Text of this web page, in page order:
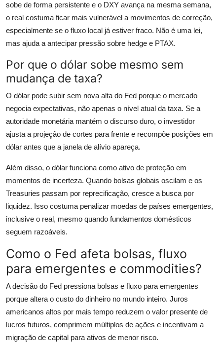
sobe de forma persistente e o DXY avança na mesma semana,
o real costuma ficar mais vulnerável a movimentos de correção,
especialmente se o fluxo local já estiver fraco. Não é uma lei,
mas ajuda a antecipar pressão sobre hedge e PTAX.
Por que o dólar sobe mesmo sem
mudança de taxa?
O dólar pode subir sem nova alta do Fed porque o mercado
negocia expectativas, não apenas o nível atual da taxa. Se a
autoridade monetária mantém o discurso duro, o investidor
ajusta a projeção de cortes para frente e recompõe posições em
dólar antes que a janela de alívio apareça.
Além disso, o dólar funciona como ativo de proteção em
momentos de incerteza. Quando bolsas globais oscilam e os
Treasuries passam por reprecificação, cresce a busca por
liquidez. Isso costuma penalizar moedas de países emergentes,
inclusive o real, mesmo quando fundamentos domésticos
seguem razoáveis.
Como o Fed afeta bolsas, fluxo
para emergentes e commodities?
A decisão do Fed pressiona bolsas e fluxo para emergentes
porque altera o custo do dinheiro no mundo inteiro. Juros
americanos altos por mais tempo reduzem o valor presente de
lucros futuros, comprimem múltiplos de ações e incentivam a
migração de capital para ativos de menor risco.